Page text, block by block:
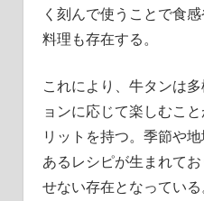
く刻んで使うことで食
料理も存在する。
これにより、牛タンは
ョンに応じて楽しむこ
リットを持つ。季節や
あるレシピが生まれて
せない存在となってい